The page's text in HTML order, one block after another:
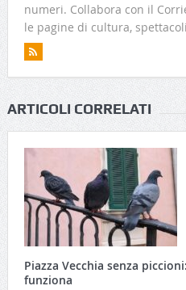
numeri. Collabora con il
le pagine di cultura,
ARTICOLI CORRELATI
Piazza Vecchia senza
funziona